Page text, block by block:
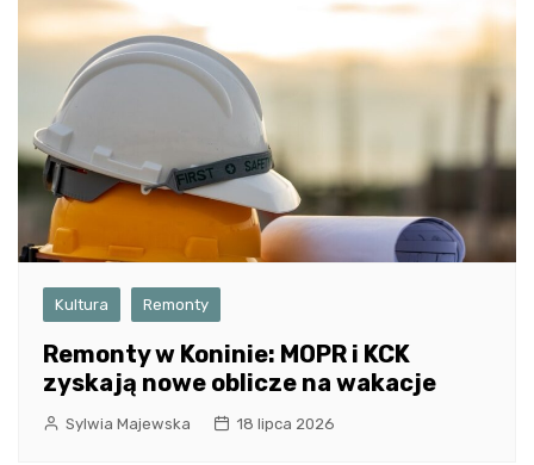
Kultura Remonty
Remonty w Koninie: MOPR i KCK
zyskają nowe oblicze na wakacje
Sylwia Majewska 18 lipca 2026